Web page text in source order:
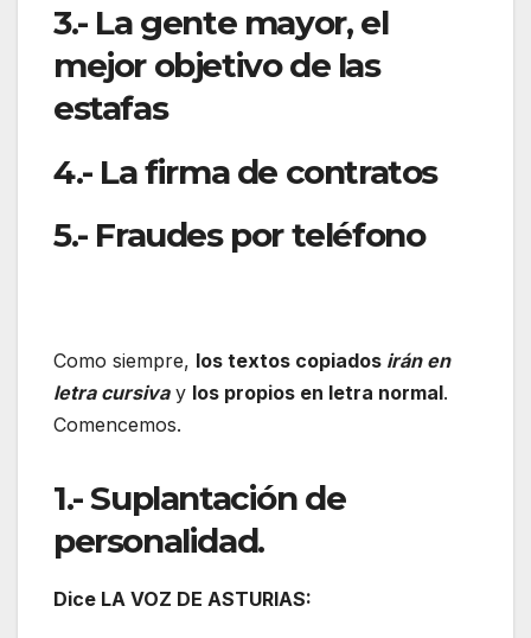
3.- La gente mayor, el
mejor objetivo de las
estafas
4.- La firma de contratos
5.- Fraudes por teléfono
Como siempre, los textos copiados irán en
letra cursivay los propios en letra normal.
Comencemos.
1.- Suplantación de
personalidad.
Dice LA VOZ DE ASTURIAS: